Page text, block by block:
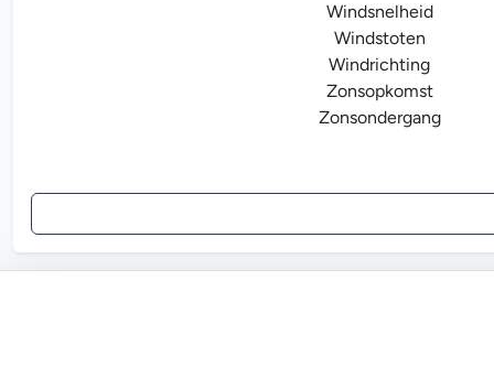
Windsnelheid
Windstoten
Windrichting
Zonsopkomst
Zonsondergang